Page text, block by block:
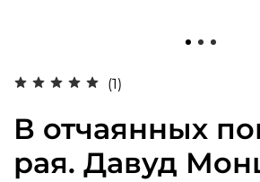
(1)
В отчаянных
рая. Давуд